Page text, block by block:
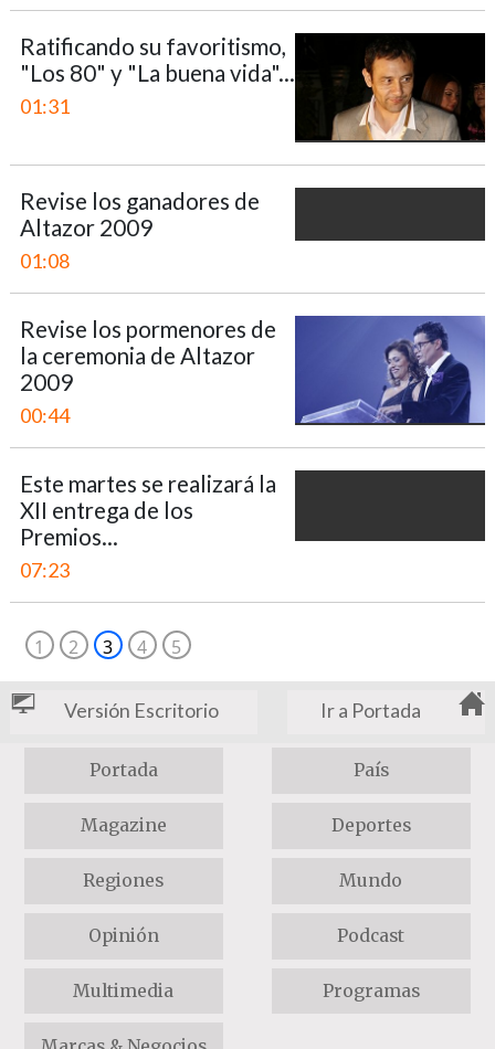
Ratificando su favoritismo,
"Los 80" y "La buena vida"...
01:31
Revise los ganadores de
Altazor 2009
01:08
Revise los pormenores de
la ceremonia de Altazor
2009
00:44
Este martes se realizará la
XII entrega de los
Premios...
07:23
1 2 3 4 5
Versión Escritorio Ir a Portada
Portada País
Magazine Deportes
Regiones Mundo
Opinión Podcast
Multimedia Programas